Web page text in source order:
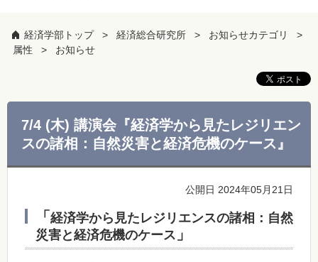
経済学部トップ 経済総合研究所
お知らせカテゴリ
属性
お知らせ
7/4 (木) 講演会『経済学から見たレジリエン
スの諸相：自然災害と経済危機のケース』
公開日 2024年05月21日
「 経済学から見たレジリエンスの諸相：自然
災害と経済危機のケース 」